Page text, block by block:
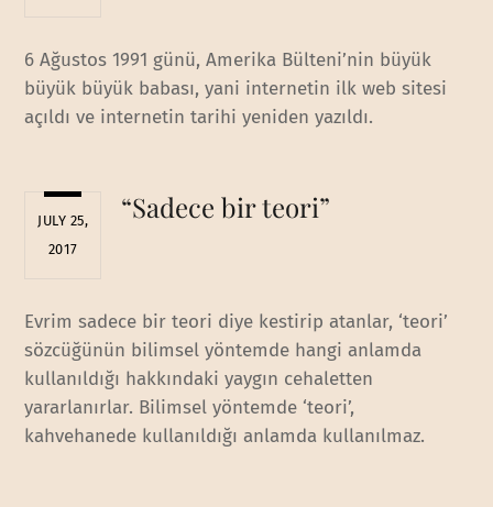
6 Ağustos 1991 günü, Amerika Bülteni’nin büyük
büyük büyük babası, yani internetin ilk web sitesi
açıldı ve internetin tarihi yeniden yazıldı.
JULY 25,
2017
“Sadece bir teori”
Evrim sadece bir teori diye kestirip atanlar, ‘teori’
sözcüğünün bilimsel yöntemde hangi anlamda
kullanıldığı hakkındaki yaygın cehaletten
yararlanırlar. Bilimsel yöntemde ‘teori’,
kahvehanede kullanıldığı anlamda kullanılmaz.